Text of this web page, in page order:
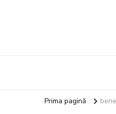
Prima pagină